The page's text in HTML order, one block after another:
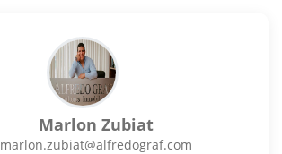
Marlon Zubiat
marlon.zubiat@alfredograf.com